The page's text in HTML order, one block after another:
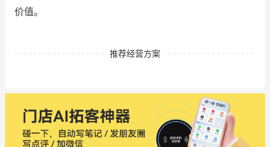
价值。
推荐经营方案